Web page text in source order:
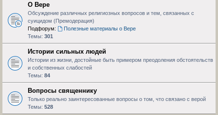
О Вере
Обсуждение различных религиозных вопросов и тем, связанных с
суицидом (Премодерация)
Подфорум:
Полезные материалы о Вере
Темы: 301
Истории сильных людей
Истории из жизни, достойные быть примером преодоления обстоятельств
и собственных слабостей
Темы: 84
Вопросы священнику
Только реально заинтересованные вопросы о том, что связано с верой
Темы: 528